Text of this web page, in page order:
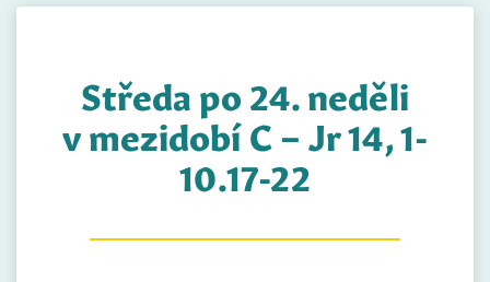
Středa po 24. neděli
v mezidobí C – Jr 14, 1-
10.17-22